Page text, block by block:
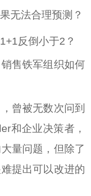
无法合理预测？
反倒小于2？
售铁军组织如何
曾被无数次问到
和企业决策者，
量问题，但除了
提出可以改进的